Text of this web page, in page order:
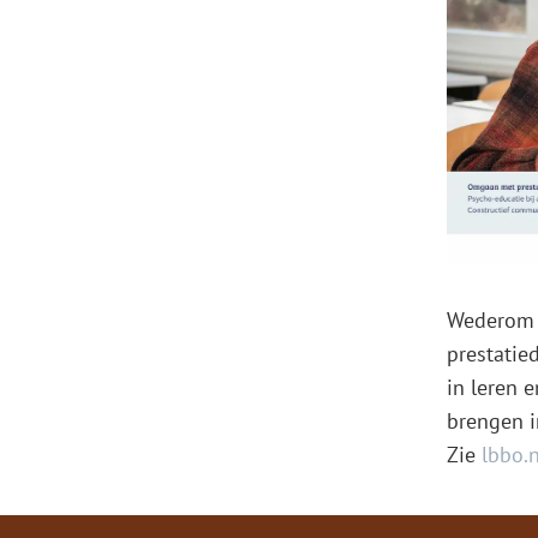
in leren
brengen
Zie